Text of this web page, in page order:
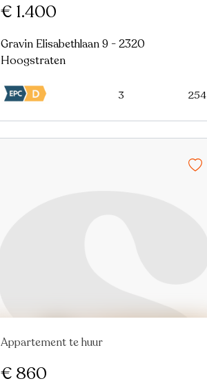
€ 1.400
Gravin Elisabethlaan 9 - 2320
Hoogstraten
3 254
Nieuw
Appartement te huur
€ 860